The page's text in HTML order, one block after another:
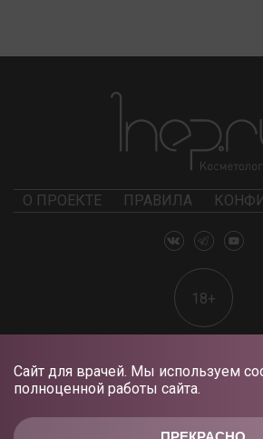
Сайт для врачей. Мы используем
полноценной работы сайта.
О ПРОЕКТЕ ПРАВИЛА
18+